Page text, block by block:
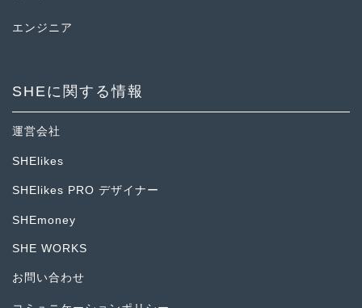
エンジニア
SHEに関する情報
運営会社
SHElikes
SHElikes PRO デザイナー
SHEmoney
SHE WORKS
お問い合わせ